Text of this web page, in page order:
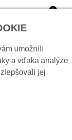
0
umožnili
a vďaka analýze
jej